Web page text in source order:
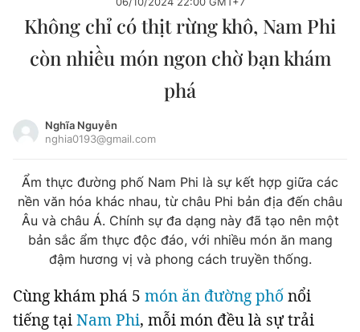
Chuyên mục
Chào ngày mới
Tin thị trường Tin 360
Video Podcasts
Magazine
Thông tin tài khoản
Đổi mật khẩu
Tin đã xem
Không chỉ có thịt rừng khô, Nam Phi
còn nhiều món ngon chờ bạn khám
phá
Nghĩa Nguyễn
nghia0193@gmail.com
Ẩm thực đường phố Nam Phi là sự kết hợp giữa các
nền văn hóa khác nhau, từ châu Phi bản địa đến châu
Âu và châu Á. Chính sự đa dạng này đã tạo nên một
bản sắc ẩm thực độc đáo, với nhiều món ăn mang
đậm hương vị và phong cách truyền thống.
Cùng khám phá 5 món ăn đường phốnổi
tiếng tạiNam Phi, mỗi món đều là sự trải